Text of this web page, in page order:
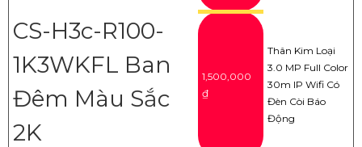
CS-H3c-R100-
1K3WKFL Ban
Đêm Màu Sắc
2K
1,500,000
₫
Thân Kim Loại
3.0 MP Full Color
30m IP Wifi Có
Đèn Còi Báo
Động